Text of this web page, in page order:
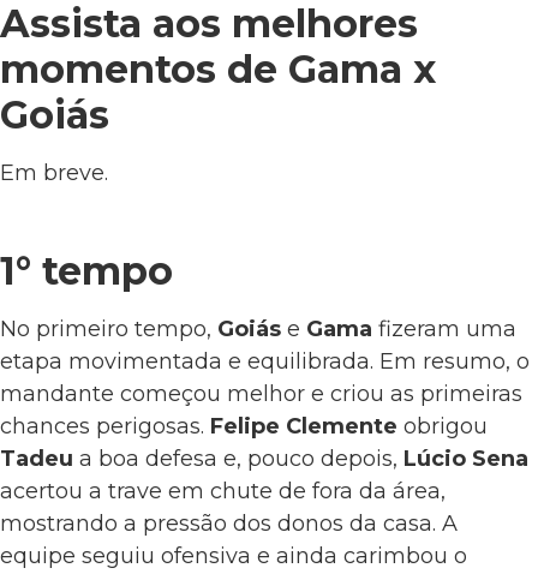
Assista aos melhores
momentos de Gama x
Goiás
Em breve.
1° tempo
No primeiro tempo, Goiás e Gama fizeram uma
etapa movimentada e equilibrada. Em resumo, o
mandante começou melhor e criou as primeiras
chances perigosas. Felipe Clemente obrigou
Tadeu a boa defesa e, pouco depois, Lúcio Sena
acertou a trave em chute de fora da área,
mostrando a pressão dos donos da casa. A
equipe seguiu ofensiva e ainda carimbou o